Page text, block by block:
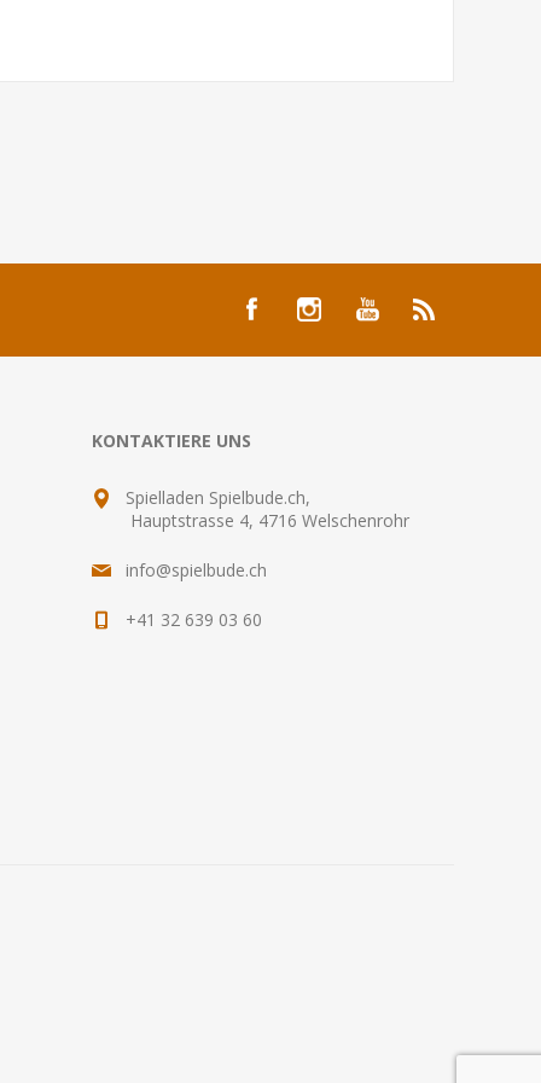
KONTAKTIERE UNS
Spielladen Spielbude.ch,
Hauptstrasse 4, 4716 Welschenrohr
info@spielbude.ch
+41 32 639 03 60